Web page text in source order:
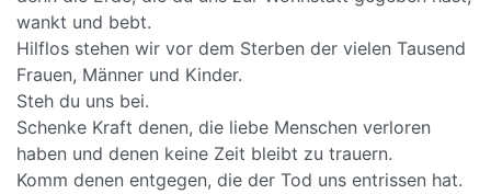
wankt und bebt.
Hilflos stehen wir vor dem Sterben der vielen Tausend
Frauen, Männer und Kinder.
Steh du uns bei.
Schenke Kraft denen, die liebe Menschen verloren
haben und denen keine Zeit bleibt zu trauern.
Komm denen entgegen, die der Tod uns entrissen hat.